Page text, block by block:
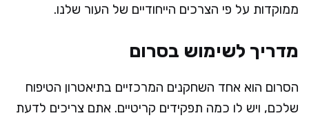
ממוקדות על פי הצרכים הייחודיים של העור שלנו.
מדריך לשימוש בסרום
הסרום הוא אחד השחקנים המרכזיים בתיאטרון הטיפוח
שלכם, ויש לו כמה תפקידים קריטיים. אתם צריכים לדעת